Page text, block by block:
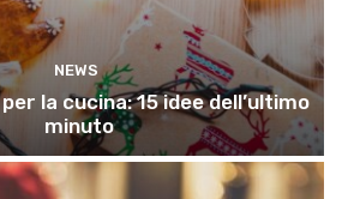
NEWS
la cucina: 15 idee dell’ultimo
minuto